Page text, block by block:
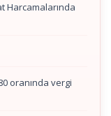
Harcamalarında
oranında vergi